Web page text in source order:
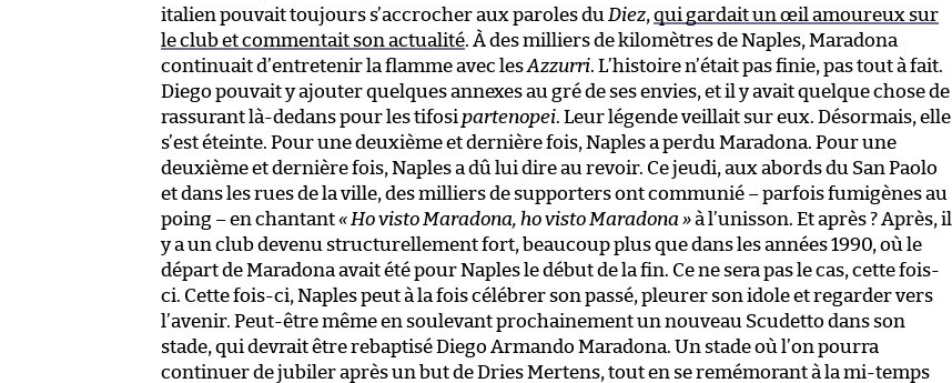
italien pouvait toujours s’accrocher aux paroles du Diez, qui gardait un œil amoureux sur
le club et commentait son actualité. À des milliers de kilomètres de Naples, Maradona
continuait d’entretenir la flamme avec lesAzzurri. L’histoire n’était pas finie, pas tout à fait.
Diego pouvait y ajouter quelques annexes au gré de ses envies, et il y avait quelque chose de
rassurant là-dedans pour les tifosi partenopei. Leur légende veillait sur eux. Désormais, elle
s’est éteinte. Pour une deuxième et dernière fois, Naples a perdu Maradona. Pour une
deuxième et dernière fois, Naples a dû lui dire au revoir. Ce jeudi, aux abords du San Paolo
et dans les rues de la ville, des milliers de supporters ont communié – parfois fumigènes au
poing – en chantant« Ho visto Maradona, ho visto Maradona »à l’unisson. Et après ? Après, il
y a un club devenu structurellement fort, beaucoup plus que dans les années 1990, où le
départ de Maradona avait été pour Naples le début de la fin. Ce ne sera pas le cas, cette fois-
ci. Cette fois-ci, Naples peut à la fois célébrer son passé, pleurer son idole et regarder vers
l’avenir. Peut-être même en soulevant prochainement un nouveau Scudetto dans son
stade, qui devrait être rebaptisé Diego Armando Maradona. Un stade où l’on pourra
continuer de jubiler après un but de Dries Mertens, tout en se remémorant à la mi-temps